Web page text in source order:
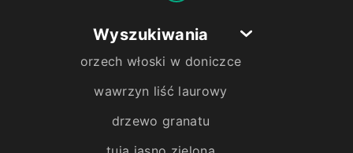
Wyszukiwania
orzech włoski w doniczce
wawrzyn liść laurowy
drzewo granatu